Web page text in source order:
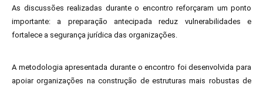
As discussões realizadas durante o encontro reforçaram um ponto
importante: a preparação antecipada reduz vulnerabilidades e
fortalece a segurança jurídica das organizações.
A metodologia apresentada durante o encontro foi desenvolvida para
apoiar organizações na construção de estruturas mais robustas de